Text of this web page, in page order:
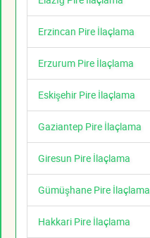
Erzincan Pire İlaçlama
Erzurum Pire İlaçlama
Eskişehir Pire İlaçlama
Gaziantep Pire İlaçlama
Giresun Pire İlaçlama
Gümüşhane Pire İlaçlama
Hakkari Pire İlaçlama